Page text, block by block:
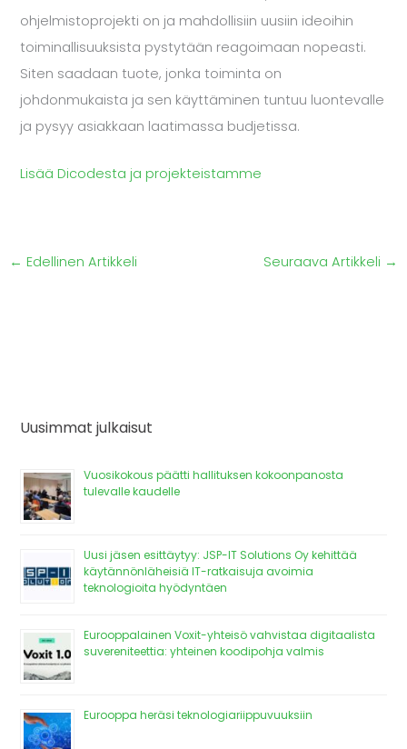
ohjelmistoprojekti on ja mahdollisiin uusiin ideoihin
toiminallisuuksista pystytään reagoimaan nopeasti.
Siten saadaan tuote, jonka toiminta on
johdonmukaista ja sen käyttäminen tuntuu luontevalle
ja pysyy asiakkaan laatimassa budjetissa.
Lisää Dicodesta ja projekteistamme
← Edellinen Artikkeli Seuraava Artikkeli →
Uusimmat julkaisut
Vuosikokous päätti hallituksen kokoonpanosta
tulevalle kaudelle
Uusi jäsen esittäytyy: JSP-IT Solutions Oy kehittää
käytännönläheisiä IT-ratkaisuja avoimia
teknologioita hyödyntäen
Eurooppalainen Voxit-yhteisö vahvistaa digitaalista
suvereniteettia: yhteinen koodipohja valmis
Eurooppa heräsi teknologiariippuvuuksiin